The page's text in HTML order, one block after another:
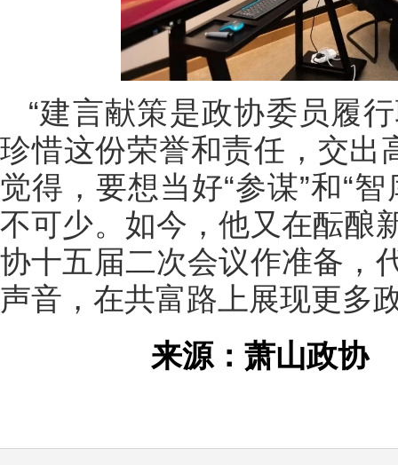
“建言献策是政协委员履
珍惜这份荣誉和责任，交出
觉得，要想当好“参谋”和“
不可少。如今，他又在酝酿
协十五届二次会议作准备，
声音，在共富路上展现更多
来源：萧山政